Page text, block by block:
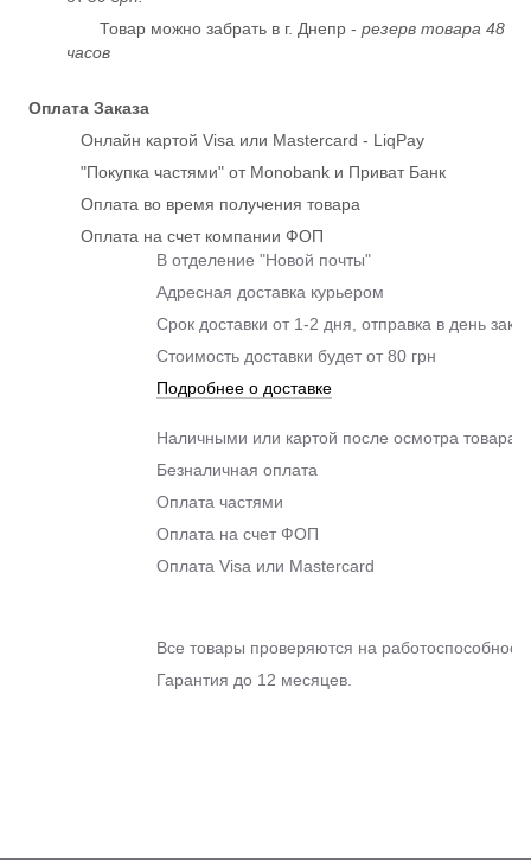
Товар можно забрать в г. Днепр - резерв товара 48
часов
Оплата Заказа
Онлайн картой Visa или Mastercard - LiqPay
"Покупка частями" от Monobank и Приват Банк
Оплата во время получения товара
Оплата на счет компании ФОП
В отделение "Новой почты"
Адресная доставка курьером
Срок доставки от 1-2 дня, отправка в день
Стоимость доставки будет от 80 грн
Подробнее о доставке
Наличными или картой после осмотра товара
Безналичная оплата
Оплата частями
Оплата на счет ФОП
Оплата Visa или Mastercard
Все товары проверяются на
Гарантия до 12 месяцев.